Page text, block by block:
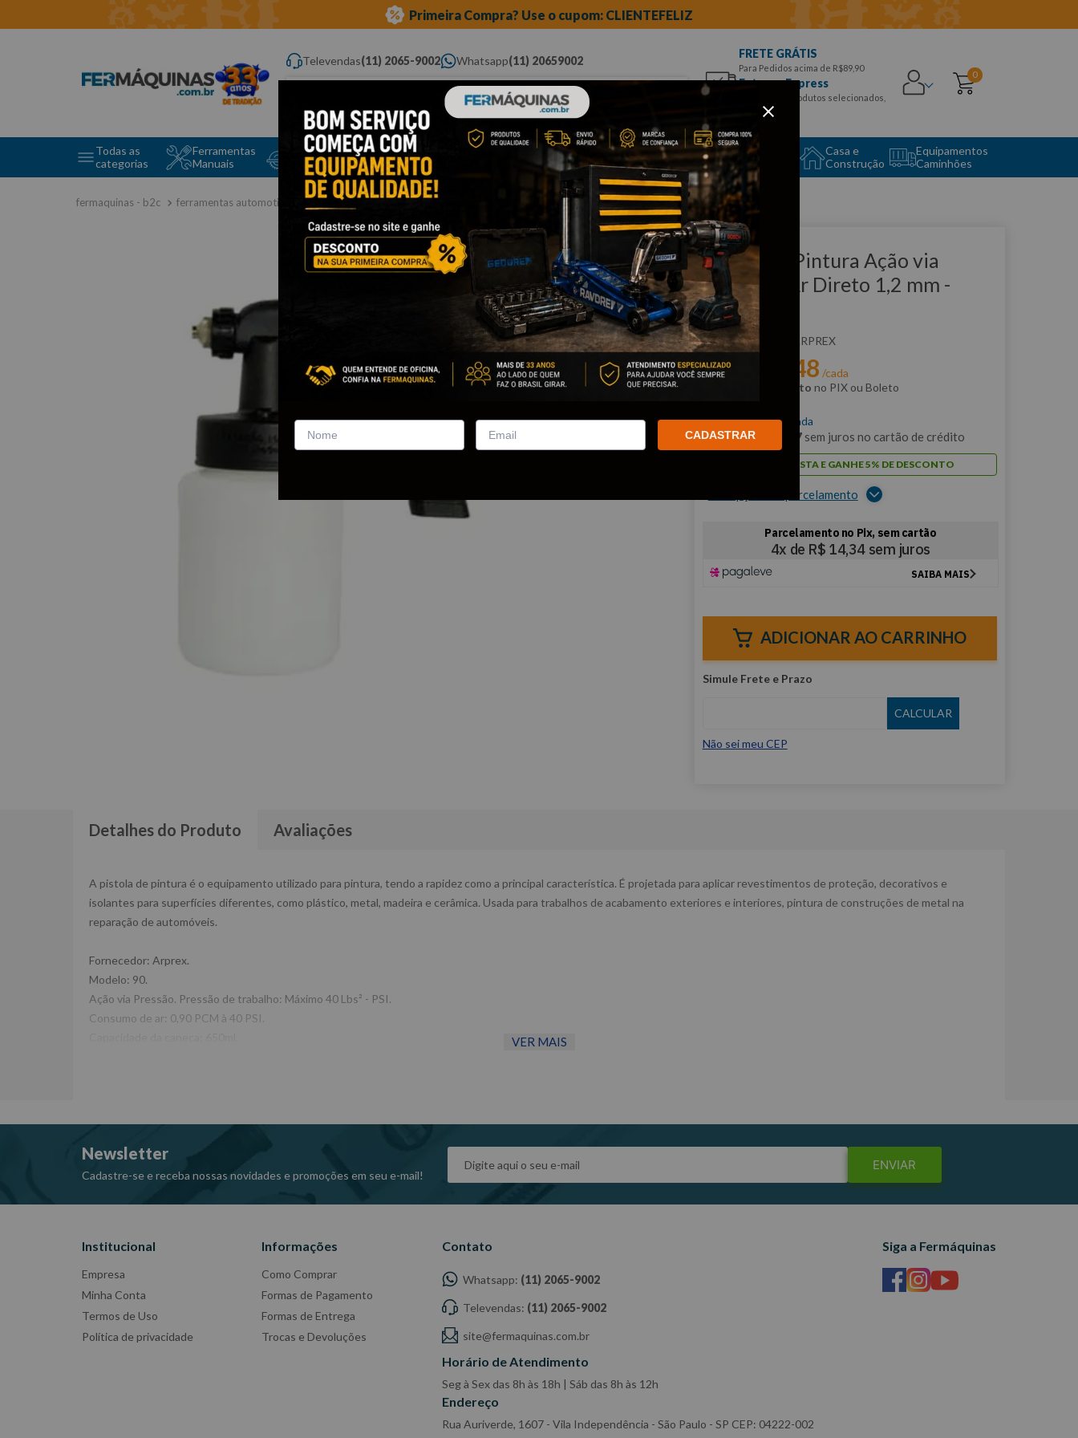
Primeira Compra? Use o cupom: CLIENTEFELIZ
Televendas(11) 2065-9002 Whatsapp(11) 20659002
Digite aqui o que você procura...
FRETE GRÁTIS
Para Pedidos acima de R$89,90
Entrega Express
para CEPS e produtos selecionados,
Aproveite!
0
Todas as
categorias
Ferramentas
Manuais
Ferramentas Elétricas
e Máquinas
Ferramentas
Ferramentas
Automotivas Especiais
Equipamento
Auto Center
Casa e
Construção
Equipamentos
Caminhões
ferramentas automotivas especiais carroceria e funilaria pistola para pintura pistola para pintura
Clique e veja!
Pistola de Pintura Ação via
Pressão - Ar Direto 1,2 mm -
ARPREX
:PA90 ARPREX
Por:R$ 48 /cada
5% de desconto no PIX ou Boleto
R$57,35 /cada
Em5x deR$ 47sem juros no cartão de crédito
PAGUE À VISTA E GANHE 5% DE DESCONTO
Ver opções de parcelamento
ADICIONAR AO CARRINHO
Não sei meu CEP
Detalhes do Produto Avaliações
A pistola de pintura é o equipamento utilizado para pintura, tendo a rapidez como a principal característica. É projetada para aplicar revestimentos de proteção, decorativos e
isolantes para superfícies diferentes, como plástico, metal, madeira e cerâmica. Usada para trabalhos de acabamento exteriores e interiores, pintura de construções de metal na
reparação de automóveis.
Fornecedor: Arprex.
Modelo: 90.
Ação via Pressão. Pressão de trabalho: Máximo 40 Lbs² - PSI.
Consumo de ar: 0,90 PCM à 40 PSI.
VER MAIS
Newsletter
Cadastre-se e receba nossas novidades e promoções em seu e-mail!
ENVIAR
Institucional
Empresa
Minha Conta
Termos de Uso
Política de privacidade
Informações
Como Comprar
Formas de Pagamento
Formas de Entrega
Trocas e Devoluções
Contato
Whatsapp: (11) 2065-9002
Televendas: (11) 2065-9002
site@fermaquinas.com.br
Horário de Atendimento
Seg à Sex das 8h às 18h | Sáb das 8h às 12h
Endereço
Rua Auriverde, 1607 - Vila Independência - São Paulo - SP CEP: 04222-002
Siga a Fermáquinas
CADASTRAR